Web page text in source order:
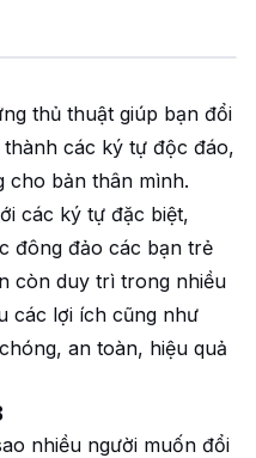
thủ thuật giúp bạn đổi
các ký tự độc đáo,
cho bản thân mình.
các ký tự đặc biệt,
đông đảo các bạn trẻ
còn duy trì trong nhiều
các lợi ích cũng như
an toàn, hiệu quả
nhiều người muốn đổi